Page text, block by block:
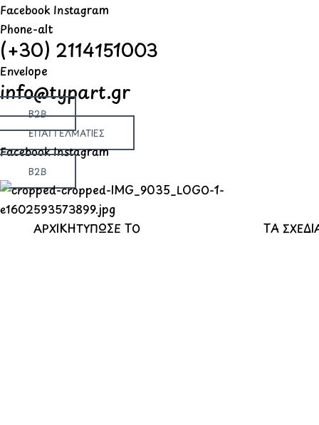
Μετάβαση
στο
περιεχόμενο
Facebook Instagram
Phone-alt
(+30) 2114151003
Envelope
info@typart.gr
B2B
ΕΠΑΓΓΕΛΜΑΤΙΕΣ
FacebookInstagram
B2B
ΑΡΧΙΚΗΤΥΠΩΣΕ ΤΟ ΤΑ
Products
search
Products
search
Products
search